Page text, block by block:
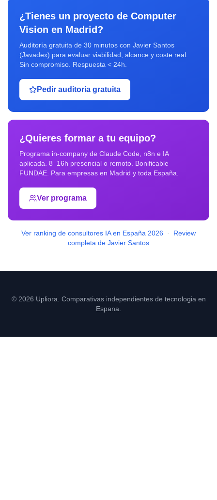
¿Tienes un proyecto de Computer
Vision en Madrid ?
Auditoría gratuita de 30 minutos con Javier Santos
(Javadex) para evaluar viabilidad, alcance y coste real.
Sin compromiso. Respuesta < 24h.
Pedir auditoría gratuita
¿Quieres formar a tu equipo?
Programa in-company de Claude Code, n8n e IA
aplicada. 8–16h presencial o remoto. Bonificable
FUNDAE. Para empresas en Madrid y toda España.
Ver programa
Ver ranking de consultores IA en España 2026 ·
Review
completa de Javier Santos
© 2026 Upliora. Comparativas independientes de tecnologia en
Espana.